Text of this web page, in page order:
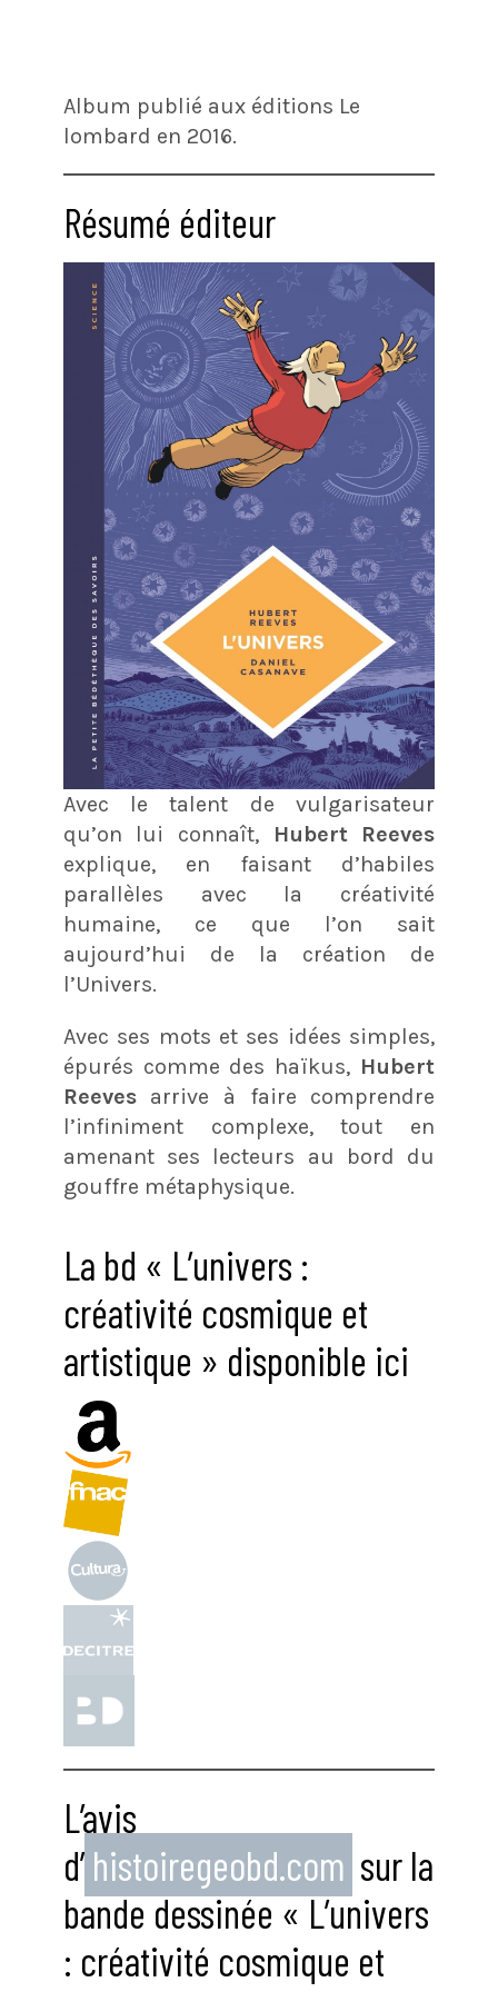
Album publié aux éditions Le
lombard en 2016.
Résumé éditeur
Avec le talent de vulgarisateur
qu’on lui connaît,
Hubert Reeves
explique, en faisant d’habiles
parallèles avec la créativité
humaine, ce que l’on sait
aujourd’hui de la création de
l’Univers.
Avec ses mots et ses idées simples,
épurés comme des haïkus, Hubert
Reevesarrive à faire comprendre
l’infiniment complexe, tout en
amenant ses lecteurs au bord du
gouffre métaphysique.
La bd « L’univers :
créativité cosmique et
artistique » disponible ici
L’avis
d’ histoiregeobd.com sur la
bande dessinée « L’univers
: créativité cosmique et